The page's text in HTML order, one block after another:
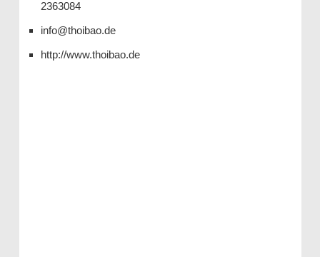
2363084
info@thoibao.de
http://www.thoibao.de